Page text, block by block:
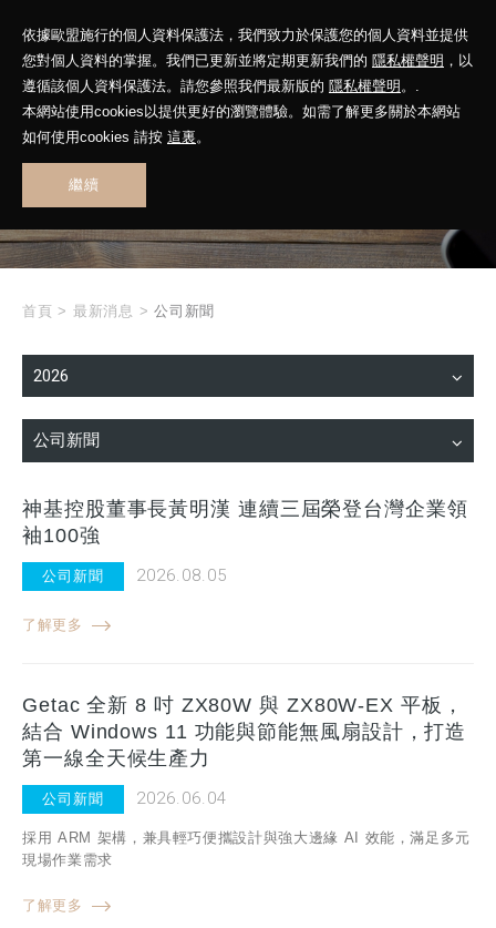
依據歐盟施行的個人資料保護法，我們致力於保護您的個人資料並提供
您對個人資料的掌握。我們已更新並將定期更新我們的 隱私權聲明 ，以
遵循該個人資料保護法。請您參照我們最新版的 隱私權聲明 。.
本網站使用cookies以提供更好的瀏覽體驗。如需了解更多關於本網站
如何使用cookies 請按 這裏。
繼續
WHAT'S NEW
首頁 > 最新消息 > 公司新聞
2026
公司新聞
神基控股董事長黃明漢 連續三屆榮登台灣企業領
袖100強
公司新聞 2026.08.05
了解更多
Getac 全新 8 吋 ZX80W 與 ZX80W-EX 平板，
結合 Windows 11 功能與節能無風扇設計，打造
第一線全天候生產力
公司新聞 2026.06.04
採用 ARM 架構，兼具輕巧便攜設計與強大邊緣 AI 效能，滿足多元
現場作業需求
了解更多